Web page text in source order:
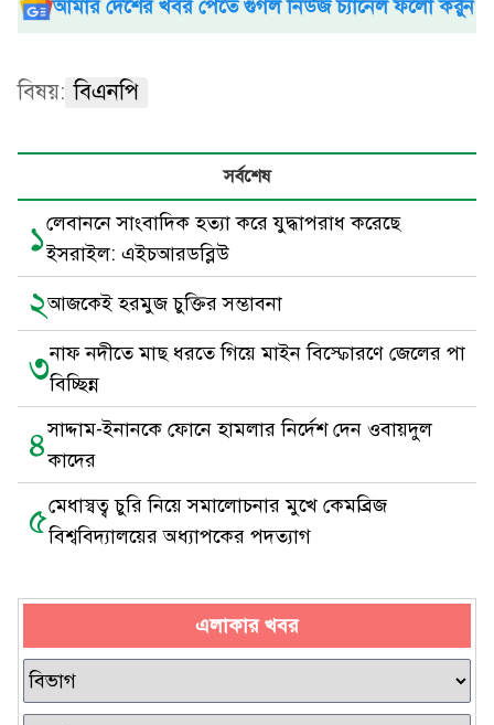
আমার দেশের খবর পেতে গুগল নিউজ চ্যানেল ফলো করুন
বিষয়: বিএনপি
সর্বশেষ
১লেবাননে সাংবাদিক হত্যা করে যুদ্ধাপরাধ করেছে
ইসরাইল: এইচআরডব্লিউ
২আজকেই হরমুজ চুক্তির সম্ভাবনা
৩নাফ নদীতে মাছ ধরতে গিয়ে মাইন বিস্ফোরণে জেলের পা
বিচ্ছিন্ন
৪সাদ্দাম-ইনানকে ফোনে হামলার নির্দেশ দেন ওবায়দুল
কাদের
৫মেধাস্বত্ব চুরি নিয়ে সমালোচনার মুখে কেমব্রিজ
বিশ্ববিদ্যালয়ের অধ্যাপকের পদত্যাগ
এলাকার খবর